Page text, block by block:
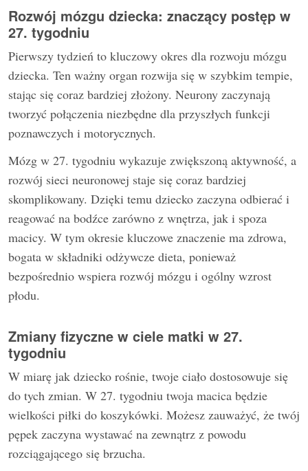
Rozwój mózgu dziecka: znaczący postęp w
27. tygodniu
Pierwszy tydzień to kluczowy okres dla rozwoju mózgu
dziecka. Ten ważny organ rozwija się w szybkim tempie,
stając się coraz bardziej złożony. Neurony zaczynają
tworzyć połączenia niezbędne dla przyszłych funkcji
poznawczych i motorycznych.
Mózg w 27. tygodniu wykazuje zwiększoną aktywność, a
rozwój sieci neuronowej staje się coraz bardziej
skomplikowany. Dzięki temu dziecko zaczyna odbierać i
reagować na bodźce zarówno z wnętrza, jak i spoza
macicy. W tym okresie kluczowe znaczenie ma zdrowa,
bogata w składniki odżywcze dieta, ponieważ
bezpośrednio wspiera rozwój mózgu i ogólny wzrost
płodu.
Zmiany fizyczne w ciele matki w 27.
tygodniu
W miarę jak dziecko rośnie, twoje ciało dostosowuje się
do tych zmian. W 27. tygodniu twoja macica będzie
wielkości piłki do koszykówki. Możesz zauważyć, że twój
pępek zaczyna wystawać na zewnątrz z powodu
rozciągającego się brzucha.